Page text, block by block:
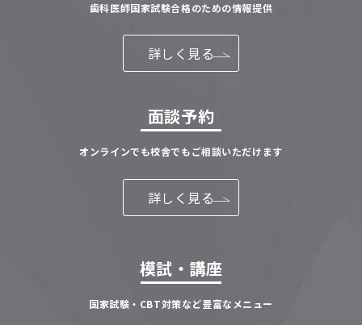
歯科医師国家試験合格のための情報提供
詳しく見る
面談予約
オンラインでも校舎でもご相談いただけます
詳しく見る
模試・講座
国家試験・CBT対策など豊富なメニュー